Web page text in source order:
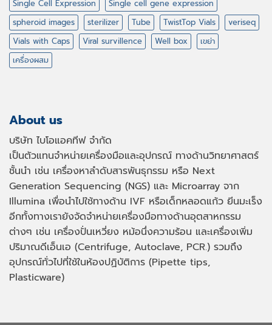
Single Cell Expression
Single cell gene expression
spheroid images
sterilizer Tube TwistTop Vials
veriseq
Vials with Caps
Viral survillence Well box
เขย่า
เครื่องผสม
About us
บริษัท ไบโอแอคทีฟ จำกัด
เป็นตัวแทนจำหน่ายเครื่องมือและอุปกรณ์ ทางด้านวิทยาศาสตร์
ชั้นนำ เช่น เครื่องหาลำดับสารพันธุกรรม หรือ Next
Generation Sequencing (NGS) และ Microarray จาก
Illumina เพื่อนำไปใช้ทางด้าน IVF หรือเด็กหลอดแก้ว ยีนมะเร็ง
อีกทั้งทางเรายังจัดจำหน่ายเครื่องมือทางด้านอุตสาหกรรม
ต่างๆ เช่น เครื่องปั่นเหวี่ยง หม้อนึ่งความร้อน และเครื่องเพิ่ม
ปริมาณดีเอ็นเอ (Centrifuge, Autoclave, PCR.) รวมถึง
อุปกรณ์ทั่วไปที่ใช้ในห้องปฏิบัติการ (Pipette tips,
Plasticware)